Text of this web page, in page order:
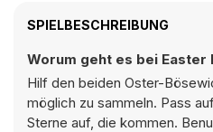
SPIELBESCHREIBUNG
Worum geht es bei Easter
Hilf den beiden Oster-
möglich zu sammeln. Pass
Sterne auf, die kommen.